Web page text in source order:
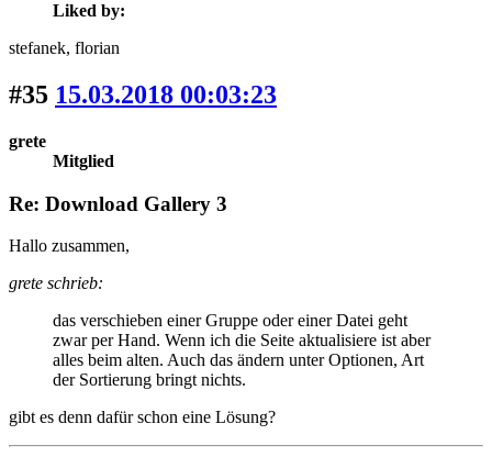
Liked by:
stefanek, florian
#35 15.03.2018 00:03:23
grete
Mitglied
Re: Download Gallery 3
Hallo zusammen,
grete schrieb:
das verschieben einer Gruppe oder einer Datei geht
zwar per Hand. Wenn ich die Seite aktualisiere ist aber
alles beim alten. Auch das ändern unter Optionen, Art
der Sortierung bringt nichts.
gibt es denn dafür schon eine Lösung?